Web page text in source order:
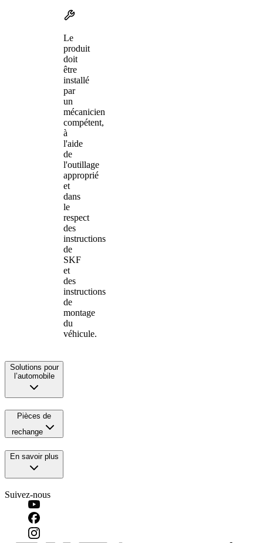
Le
produit
doit
être
installé
par
un
mécanicien
compétent,
à
l'aide
de
l'outillage
approprié
et
dans
le
respect
des
instructions
de
SKF
et
des
instructions
de
montage
du
véhicule.
Solutions pour
l’automobile
Pièces de
rechange
En savoir plus
Suivez-nous